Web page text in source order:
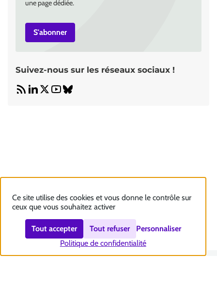
une page dédiée.
S'abonner
Suivez-nous sur les réseaux sociaux !
Ce site utilise des cookies et vous donne le contrôle sur
ceux que vous souhaitez activer
Tout accepter Tout refuser
Personnaliser
Politique de confidentialité